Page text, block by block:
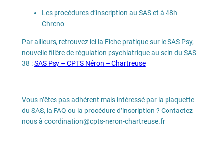
Les procédures d’inscription au SAS et à 48h
Chrono
Par ailleurs, retrouvez ici la Fiche pratique sur le SAS Psy,
nouvelle filière de régulation psychiatrique au sein du SAS
38 :SAS Psy – CPTS Néron – Chartreuse
Vous n’êtes pas adhérent mais intéressé par la plaquette
du SAS, la FAQ ou la procédure d’inscription ? Contactez –
nous à coordination@cpts-neron-chartreuse.fr